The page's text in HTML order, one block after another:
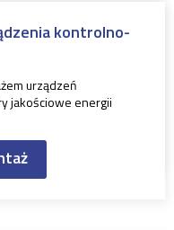
kontrolno-
urządzeń
jakościowe energii